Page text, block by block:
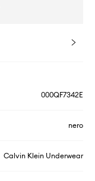
000QF7342E
nero
Calvin Klein Underwear